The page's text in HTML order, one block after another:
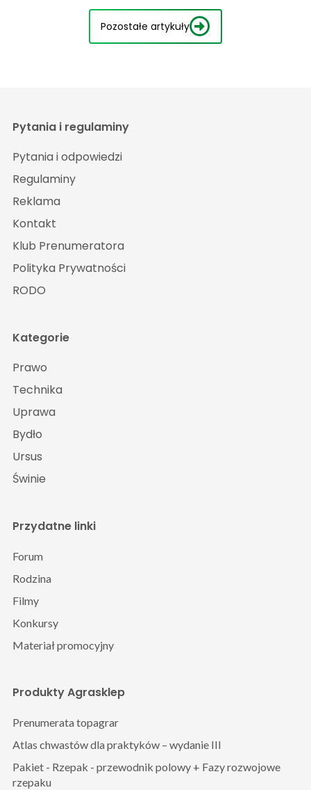
Pozostałe artykuły
Pytania i regulaminy
Pytania i odpowiedzi
Regulaminy
Reklama
Kontakt
Klub Prenumeratora
Polityka Prywatności
RODO
Kategorie
Prawo
Technika
Uprawa
Bydło
Ursus
Świnie
Produkty Agrasklep
Prenumerata topagrar
Atlas chwastów dla praktyków – wydanie III
Pakiet - Rzepak - przewodnik polowy + Fazy rozwojowe
rzepaku
Przydatne linki
Forum
Rodzina
Filmy
Konkursy
Materiał promocyjny